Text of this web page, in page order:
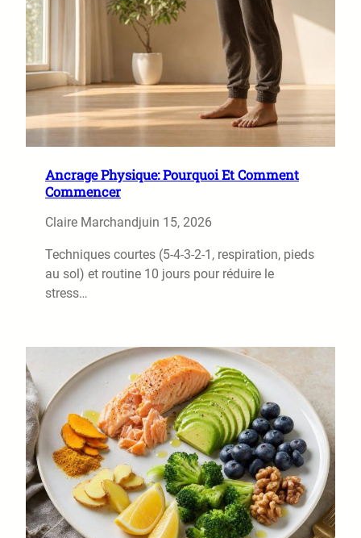
Ancrage Physique: Pourquoi Et Comment
Commencer
Claire Marchandjuin 15, 2026
Techniques courtes (5-4-3-2-1, respiration, pieds
au sol) et routine 10 jours pour réduire le
stress…